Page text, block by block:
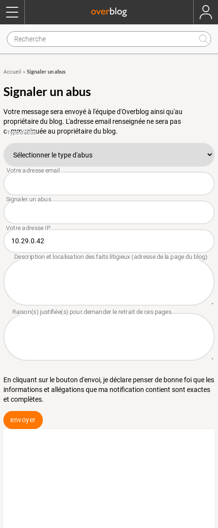
Accueil » Signaler un abus
Signaler un abus
Votre message sera envoyé à l'équipe d'Overblog ainsi qu'au
propriétaire du blog. L'adresse email renseignée ne sera pas
communiquée au propriétaire du blog.
En cliquant sur le bouton d'envoi, je déclare penser de bonne foi que les
informations et allégations que ma notification contient sont exactes
et complètes.
envoyer